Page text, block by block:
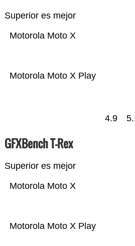
Superior es mejor
Motorola Moto X Play
Motorola Moto X
4.9
GFXBench T-Rex
Superior es mejor
Motorola Moto X Play
Motorola Moto X